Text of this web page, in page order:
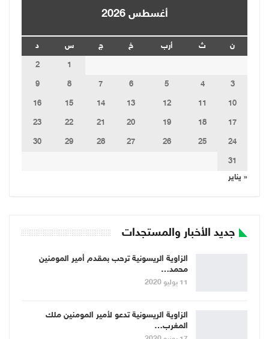
أغسطس 2026
ن ث أرب خ ج س
د
1
2
3
4
5
6
7
8
9
10
11
12
13
14
15
16
17
18
19
20
21
22
23
24
25
26
27
28
29
30
31
« يناير
جديد الأخبار والمستجدات
الزاوية الريسونية ترحب بمقدم أمير المومنين
محمد…
11 يوليو 2020
الزاوية الريسونية تدعو لأمير المومنين ملك
المغرب…